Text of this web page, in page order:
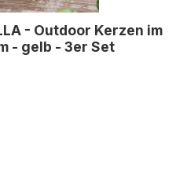
- Outdoor Kerzen im
- gelb - 3er Set